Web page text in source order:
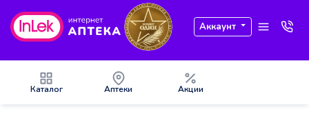
Аккаунт
Каталог Аптеки Акции